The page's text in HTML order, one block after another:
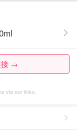
接 →
via our links.